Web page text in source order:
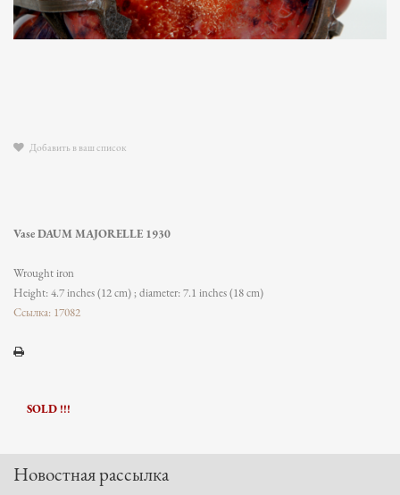
Добавить в ваш список
Vase DAUM MAJORELLE 1930
Wrought iron
Height: 4.7 inches (12 cm) ; diameter: 7.1 inches (18 cm)
Ссылка: 17082
SOLD !!!
Новостная рассылка